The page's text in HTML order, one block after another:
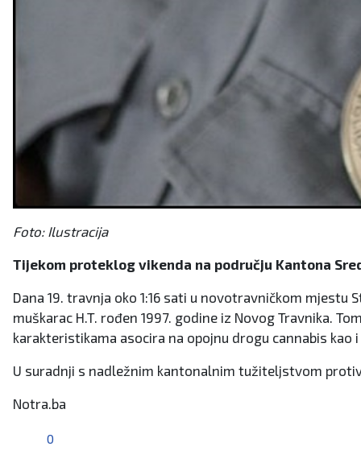
Foto: Ilustracija
Tijekom proteklog vikenda na području Kantona
Dana 19. travnja oko 1:16 sati u novotravničkom
muškarac H.T. rođen 1997. godine iz Novog Travnika.
karakteristikama asocira na opojnu drogu cannabis
U suradnji s nadležnim kantonalnim tužiteljstvom protiv
Notra.ba
0